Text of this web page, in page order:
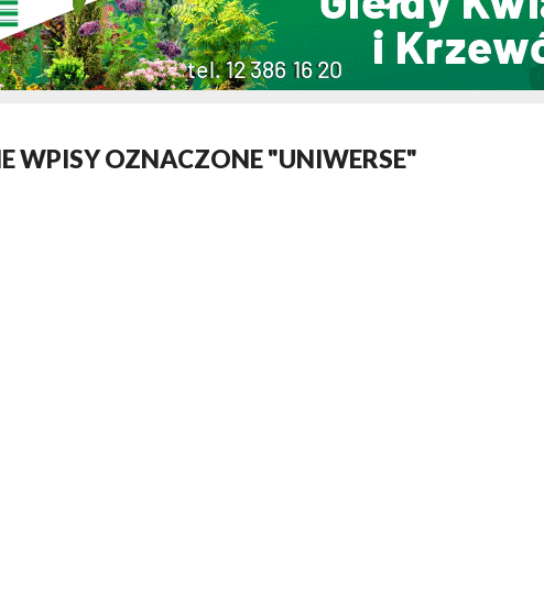
WPISY OZNACZONE "UNIWERSE"